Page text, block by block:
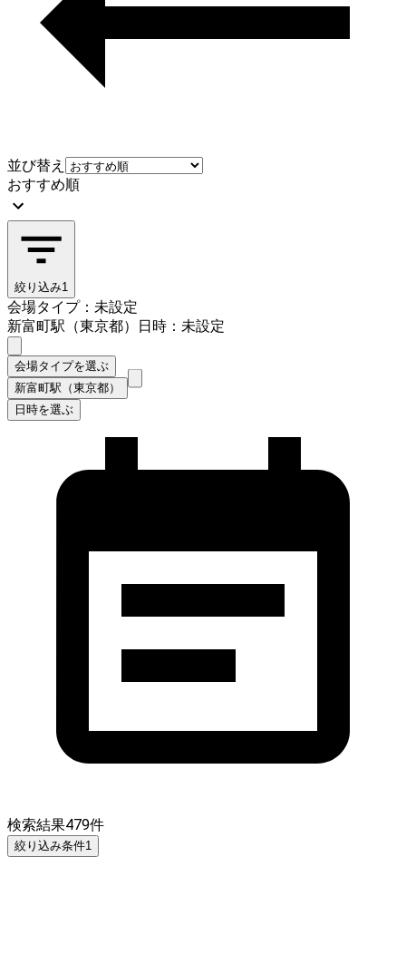
並び替え
おすすめ順
絞り込み1
会場タイプ：未設定
新富町駅（東京都）
日時：未設定
会場タイプを選ぶ
新富町駅（東京都）
日時を選ぶ
検索結果479件
絞り込み条件1